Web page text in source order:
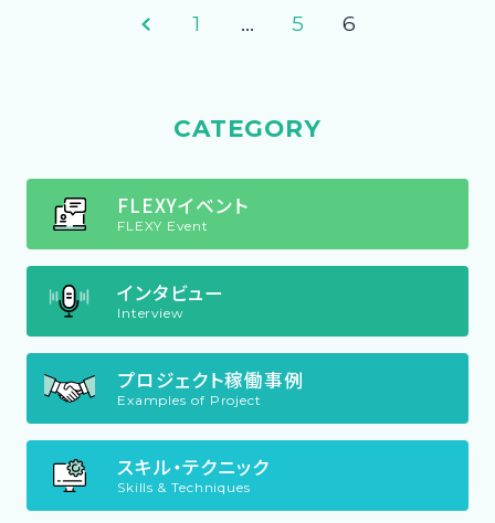
1 … 5 6
CATEGORY
FLEXYイベント
FLEXY Event
インタビュー
Interview
プロジェクト稼働事例
Examples of Project
スキル・テクニック
Skills & Techniques